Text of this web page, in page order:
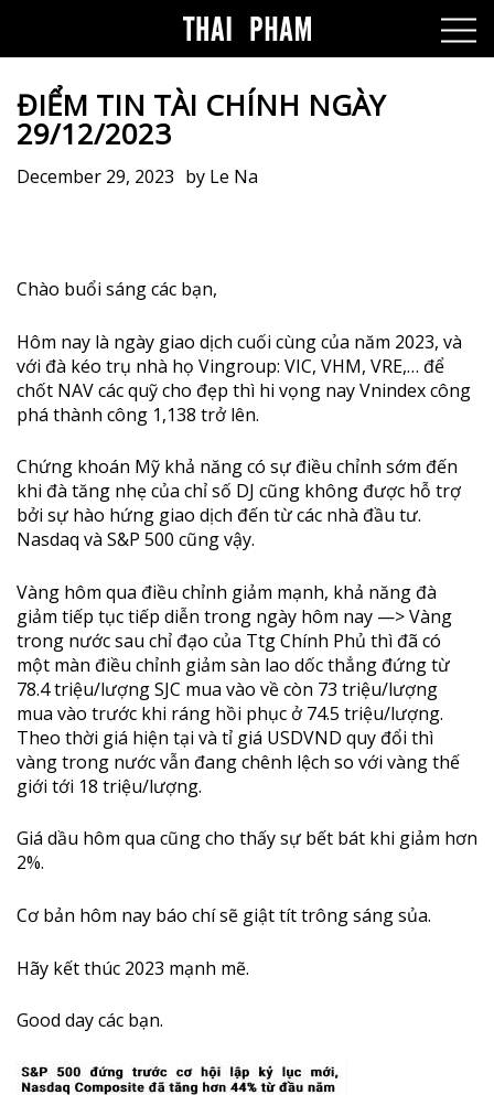
ĐIỂM TIN TÀI CHÍNH NGÀY
29/12/2023
December 29, 2023 by Le Na
Chào buổi sáng các bạn,
Hôm nay là ngày giao dịch cuối cùng của năm 2023, và
với đà kéo trụ nhà họ Vingroup: VIC, VHM, VRE,… để
chốt NAV các quỹ cho đẹp thì hi vọng nay Vnindex công
phá thành công 1,138 trở lên.
Chứng khoán Mỹ khả năng có sự điều chỉnh sớm đến
khi đà tăng nhẹ của chỉ số DJ cũng không được hỗ trợ
bởi sự hào hứng giao dịch đến từ các nhà đầu tư.
Nasdaq và S&P 500 cũng vậy.
Vàng hôm qua điều chỉnh giảm mạnh, khả năng đà
giảm tiếp tục tiếp diễn trong ngày hôm nay —> Vàng
trong nước sau chỉ đạo của Ttg Chính Phủ thì đã có
một màn điều chỉnh giảm sàn lao dốc thẳng đứng từ
78.4 triệu/lượng SJC mua vào về còn 73 triệu/lượng
mua vào trước khi ráng hồi phục ở 74.5 triệu/lượng.
Theo thời giá hiện tại và tỉ giá USDVND quy đổi thì
vàng trong nước vẫn đang chênh lệch so với vàng thế
giới tới 18 triệu/lượng.
Giá dầu hôm qua cũng cho thấy sự bết bát khi giảm hơn
2%.
Cơ bản hôm nay báo chí sẽ giật tít trông sáng sủa.
Hãy kết thúc 2023 mạnh mẽ.
Good day các bạn.